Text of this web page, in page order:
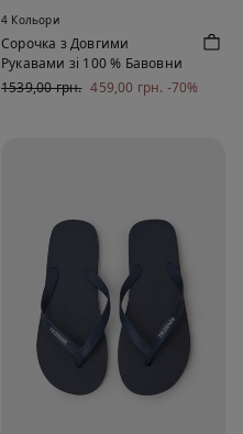
4 Кольори
Сорочка з Довгими
Рукавами зі 100 % Бавовни
1539,00 грн. 459,00 грн. -70%